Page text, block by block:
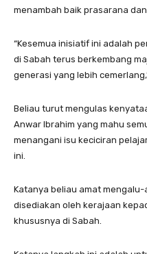
menambah baik prasarana
“Kesemua inisiatif ini adalah
di Sabah terus berkembang
generasi yang lebih
Beliau turut mengulas
Anwar Ibrahim yang mahu
menangani isu keciciran
ini.
Katanya beliau amat
disediakan oleh kerajaan
khususnya di Sabah.